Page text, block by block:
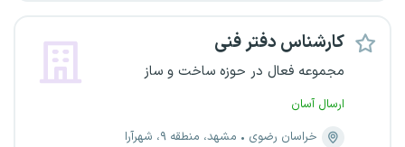
کارشناس دفتر فنی
مجموعه فعال در حوزه ساخت و ساز
ارسال آسان
خراسان رضوی
مشهد، منطقه ۹، شهرآرا